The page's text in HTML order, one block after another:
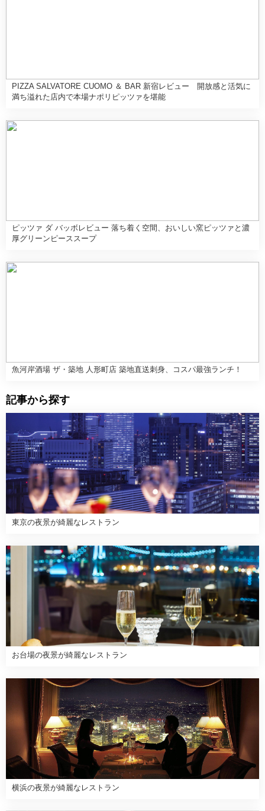
PIZZA SALVATORE CUOMO ＆ BAR 新宿レビュー 開放感と活気に
満ち溢れた店内で本場ナポリピッツァを堪能
ピッツァ ダ バッボレビュー 落ち着く空間、おいしい窯ピッツァと濃
厚グリーンピーススープ
魚河岸酒場 ザ・築地 人形町店 築地直送刺身、コスパ最強ランチ！
記事から探す
東京の夜景が綺麗なレストラン
お台場の夜景が綺麗なレストラン
横浜の夜景が綺麗なレストラン